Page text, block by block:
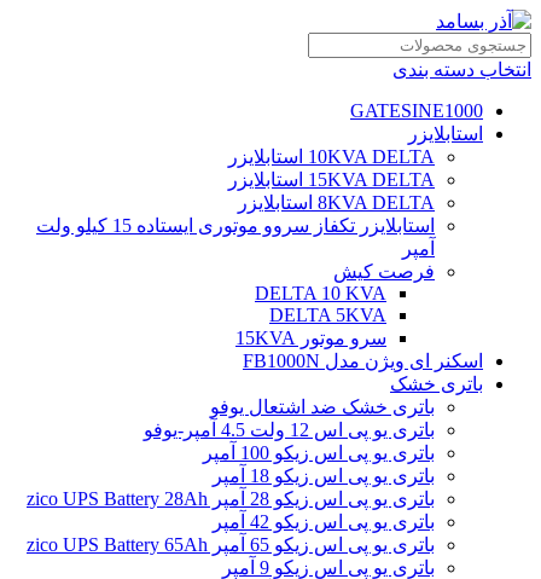
انتخاب دسته بندی
GATESINE1000
استابلایزر
10KVA DELTA استابلایزر
15KVA DELTA استابلایزر
8KVA DELTA استابلایزر
استابلایزر تکفاز سروو موتوری ایستاده 15 کیلو ولت
آمپر
فرصت کیش
DELTA 10 KVA
DELTA 5KVA
سرو موتور 15KVA
اسکنر ای ویژن مدل FB1000N
باتری خشک
باتری خشک ضد اشتعال یوفو
باتری یو پی اس 12 ولت 4.5 آمپر-یوفو
باتری یو پی اس زیکو 100 آمپر
باتری یو پی اس زیکو 18 آمپر
باتری یو پی اس زیکو 28 آمپر zico UPS Battery 28Ah
باتری یو پی اس زیکو 42 آمپر
باتری یو پی اس زیکو 65 آمپر zico UPS Battery 65Ah
باتری یو پی اس زیکو 9 آمپر